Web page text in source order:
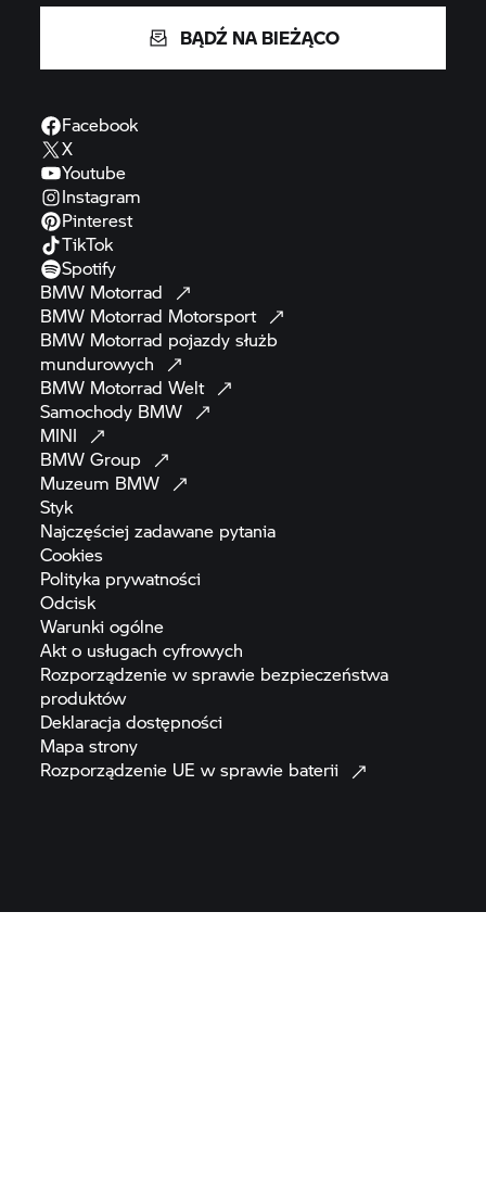
BĄDŹ NA BIEŻĄCO
Facebook
X
Youtube
Instagram
Pinterest
TikTok
Spotify
BMW Motorrad
BMW Motorrad Motorsport
BMW Motorrad pojazdy służb
mundurowych
BMW Motorrad Welt
Samochody BMW
MINI
BMWGroup
Muzeum BMW
Styk
Najczęściej zadawane pytania
Cookies
Polityka prywatności
Odcisk
Warunkiogólne
Akt o usługachcyfrowych
Rozporządzenie w sprawie bezpieczeństwa
produktów
Deklaracjadostępności
Mapastrony
Rozporządzenie UE w sprawie baterii